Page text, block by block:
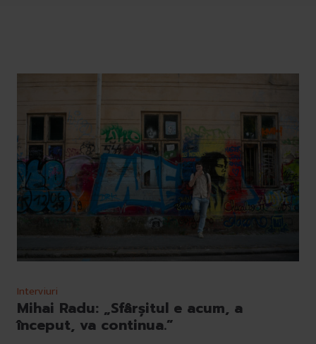
Interviuri
Mihai Radu: „Sfârșitul e acum, a
început, va continua.”